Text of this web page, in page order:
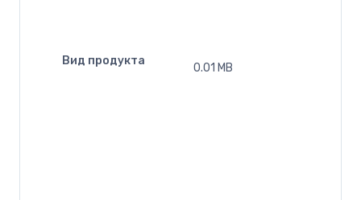
Вид продукта
0.01 MB